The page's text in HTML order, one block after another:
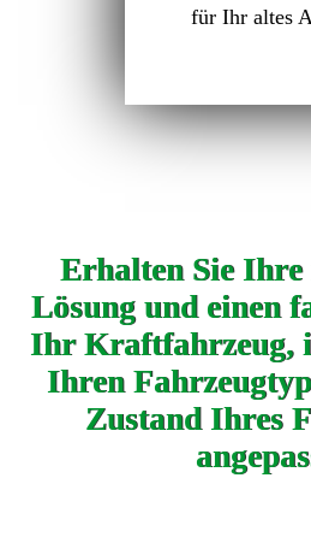
für Ihr altes
Erhalten Sie
Lösung und einen
Ihr Kraftfahrzeug,
Ihren
Zustand Ihres